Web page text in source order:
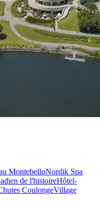
MontebelloNordik Spa
de l'histoireHôtel-
CoulongeVillage